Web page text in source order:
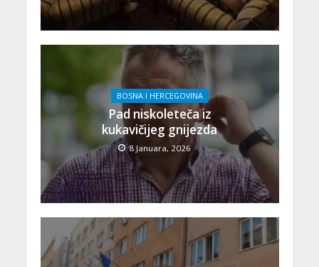
BOSNA I HERCEGOVINA
Pad niskoleteča iz
kukavičijeg gnijezda
8 Januara, 2026